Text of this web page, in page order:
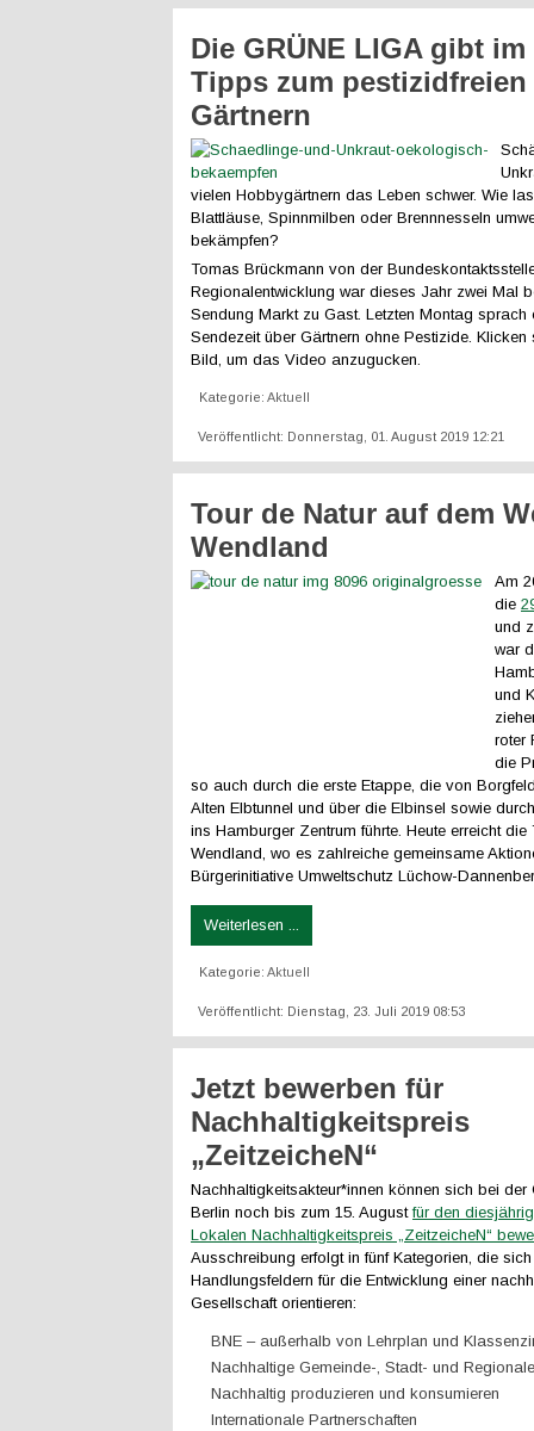
Die GRÜNE LIGA gibt im
Tipps zum pestizidfreien
Gärtnern
vielen Hobbygärtnern das Leben schwer. Wie
Blattläuse, Spinnmilben oder Brennnesseln
bekämpfen?
Tomas Brückmann von der
Regionalentwicklung war dieses Jahr zwei Mal
Sendung Markt zu Gast. Letzten Montag sprach
Sendezeit über Gärtnern ohne Pestizide. Klicken
Bild, um das Video anzugucken.
Kategorie: Aktuell
Veröffentlicht: Donnerstag, 01. August 2019 12:21
Tour de Natur auf dem
Wendland
Am
die
und
war
und
roter
die
so auch durch die erste Etappe, die von
Alten Elbtunnel und über die Elbinsel sowie
ins Hamburger Zentrum führte. Heute erreicht die
Wendland, wo es zahlreiche gemeinsame
Bürgerinitiative Umweltschutz Lüchow-
Weiterlesen ...
Kategorie: Aktuell
Veröffentlicht: Dienstag, 23. Juli 2019 08:53
Jetzt bewerben für
Nachhaltigkeitspreis
„ZeitzeicheN“
Nachhaltigkeitsakteur*innen können sich bei der
Berlin noch bis zum 15. Augustfür den
Lokalen Nachhaltigkeitspreis „ZeitzeicheN“
Ausschreibung erfolgt in fünf Kategorien, die
Handlungsfeldern für die Entwicklung einer
Gesellschaft orientieren:
BNE – außerhalb von Lehrplan und
Nachhaltige Gemeinde-, Stadt- und
Nachhaltig produzieren und konsumieren
Internationale Partnerschaften